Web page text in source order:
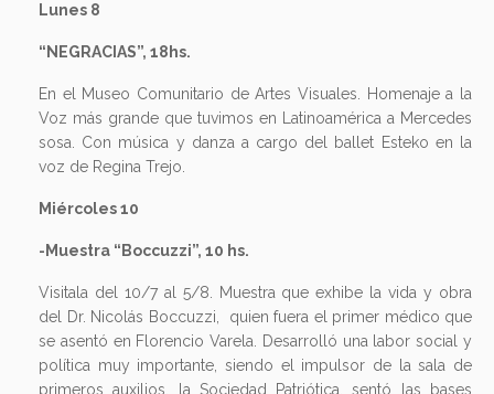
Lunes 8
“NEGRACIAS”, 18hs.
En el Museo Comunitario de Artes Visuales. Homenaje a la
Voz más grande que tuvimos en Latinoamérica a Mercedes
sosa. Con música y danza a cargo del ballet Esteko en la
voz de Regina Trejo.
Miércoles 10
-Muestra “Boccuzzi”, 10 hs.
Visitala del 10/7 al 5/8. Muestra que exhibe la vida y obra
del Dr. Nicolás Boccuzzi, quien fuera el primer médico que
se asentó en Florencio Varela. Desarrolló una labor social y
política muy importante, siendo el impulsor de la sala de
primeros auxilios, la Sociedad Patriótica, sentó las bases